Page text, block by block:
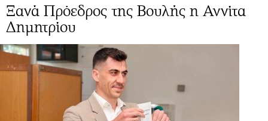
Ξανά Πρόεδρος της Βουλής η Αννίτα
Δημητρίου